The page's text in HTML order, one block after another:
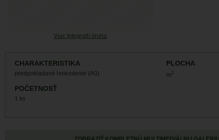
Viac fotografií druhu
CHARAKTERISTIKA
predpokladané hniezdenie (A0)
PLOCHA
m2
POČETNOSŤ
1 ks